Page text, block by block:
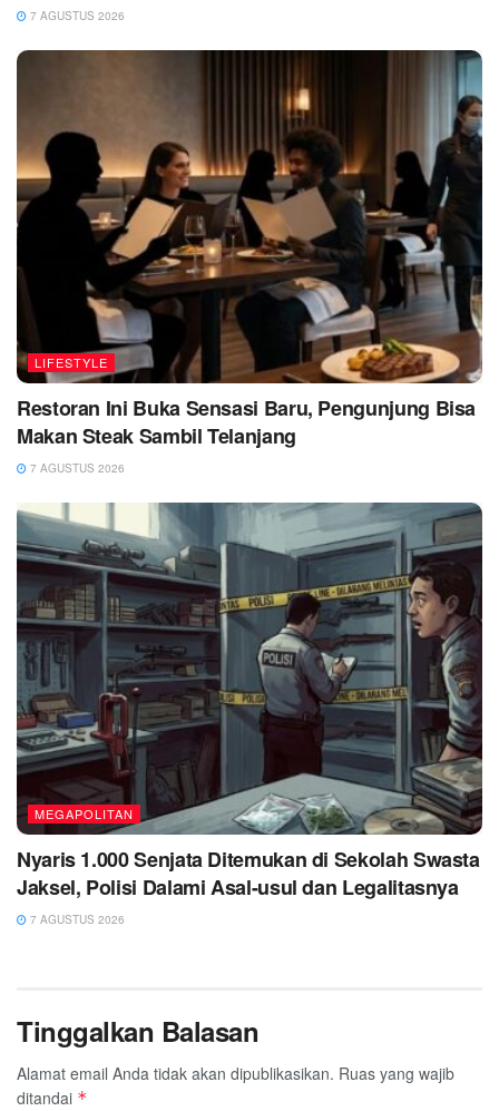
7 AGUSTUS 2026
LIFESTYLE
Restoran Ini Buka Sensasi Baru, Pengunjung Bisa
Makan Steak Sambil Telanjang
7 AGUSTUS 2026
MEGAPOLITAN
Nyaris 1.000 Senjata Ditemukan di Sekolah Swasta
Jaksel, Polisi Dalami Asal-usul dan Legalitasnya
7 AGUSTUS 2026
Tinggalkan Balasan
Alamat email Anda tidak akan dipublikasikan. Ruas yang wajib
ditandai *